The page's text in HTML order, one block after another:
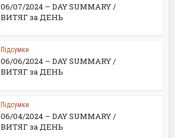
06/07/2024 – DAY SUMMARY /
ВИТЯГ за ДЕНЬ
Підсумки
06/06/2024 – DAY SUMMARY /
ВИТЯГ за ДЕНЬ
Підсумки
06/04/2024 – DAY SUMMARY /
ВИТЯГ за ДЕНЬ